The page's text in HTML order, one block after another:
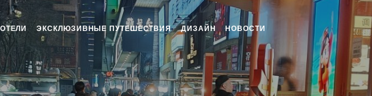
ОТЕЛИ ЭКСКЛЮЗИВНЫЕ ПУТЕШЕСТВИЯ ДИЗАЙН НОВОСТИ